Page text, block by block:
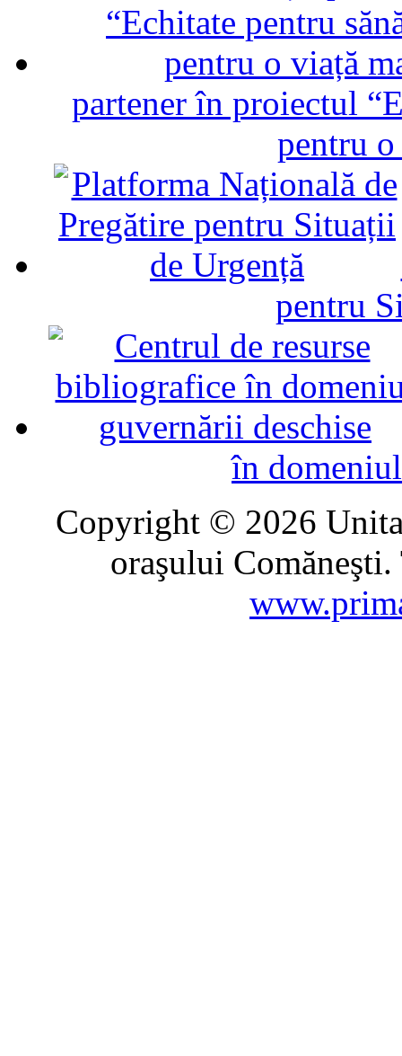
partener în proiectul
pentru
pentru
în
Copyright © 2026
oraşului